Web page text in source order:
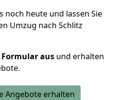
noch heute und lassen Sie
Umzug nach Schlitz
Formular aus und erhalten
Angebote erhalten